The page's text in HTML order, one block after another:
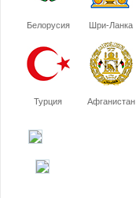
Белорусия Шри-Ланка
Турция Афганистан